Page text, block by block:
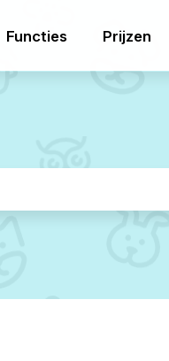
Functies Prijzen